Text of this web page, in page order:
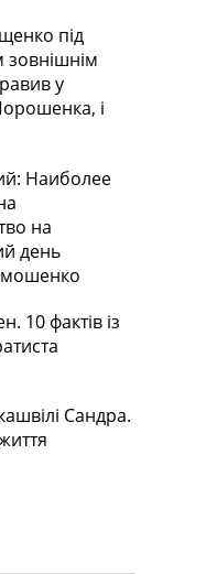
під
у
і
Наиболее
на
день
10 фактів із
Сандра.